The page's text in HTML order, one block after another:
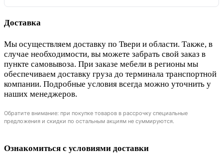
Доставка
Мы осуществляем доставку по Твери и области. Также, в
случае необходимости, вы можете забрать свой заказ в
пункте самовывоза. При заказе мебели в регионы мы
обеспечиваем доставку груза до терминала транспортной
компании. Подробные условия всегда можно уточнить у
наших менеджеров.
Обратите внимание: при покупке товаров в рассрочку специальные
предложения и скидки по остальным акциям не суммируются.
Ознакомиться с условиями доставки